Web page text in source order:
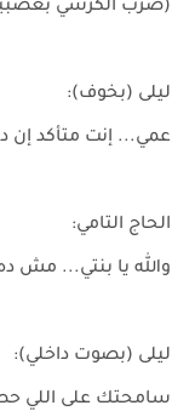
(ضرب الكرسي
ليلى (بخوف):
عمي... إنت متأكد إن
الحاج التامي:
والله يا بنتي... مش ده
ليلى (بصوت داخلي):
سامحتك على اللي